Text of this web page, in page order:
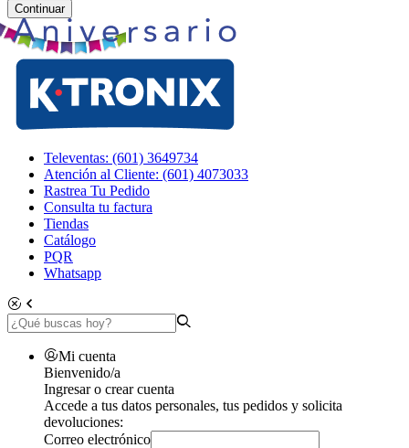
Continuar
Televentas: (601) 3649734
Atención al Cliente: (601) 4073033
Rastrea Tu Pedido
Consulta tu factura
Tiendas
Catálogo
PQR
Whatsapp
Mi cuenta
Bienvenido/a
Ingresar o crear cuenta
Accede a tus datos personales, tus pedidos y solicita
devoluciones:
Correo electrónico